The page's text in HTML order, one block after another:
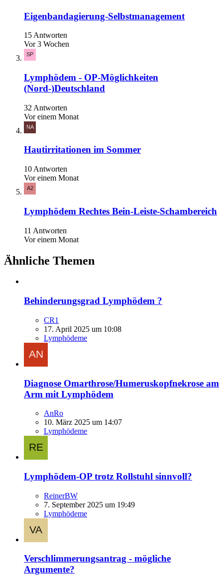
Eigenbandagierung-Selbstmanagement
15 Antworten
Vor 3 Wochen
Lymphödem - OP-Möglichkeiten
(Nord-)Deutschland
32 Antworten
Vor einem Monat
Hautirritationen im Sommer
10 Antworten
Vor einem Monat
Lymphödem Rechtes Bein-Leiste-Schambereich
11 Antworten
Vor einem Monat
Ähnliche Themen
Behinderungsgrad Lymphödem ?
CR1
17. April 2025 um 10:08
Lymphödeme
Diagnose Omarthrose/Humeruskopfnekrose am
Arm mit Lymphödem
AnRo
10. März 2025 um 14:07
Lymphödeme
Lymphödem-OP trotz Rollstuhl sinnvoll?
ReinerBW
7. September 2025 um 19:49
Lymphödeme
Verschlimmerungsantrag - mögliche
Argumente?